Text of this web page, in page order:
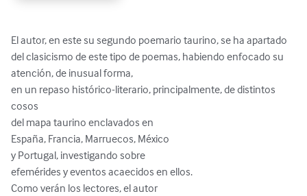
El autor, en este su segundo poemario taurino, se ha apartado
del clasicismo de este tipo de poemas, habiendo enfocado su
atención, de inusual forma,
en un repaso histórico-literario, principalmente, de distintos
cosos
del mapa taurino enclavados en
España, Francia, Marruecos, México
y Portugal, investigando sobre
efemérides y eventos acaecidos en ellos.
Como verán los lectores, el autor